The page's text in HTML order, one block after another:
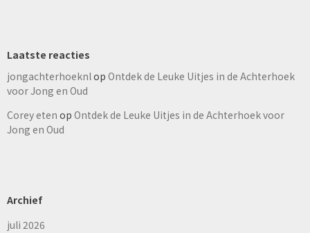
Laatste reacties
jongachterhoeknlop Ontdek de Leuke Uitjes in de Achterhoek
voor Jong en Oud
Corey eten op Ontdek de Leuke Uitjes in de Achterhoek voor
Jong en Oud
Archief
juli 2026